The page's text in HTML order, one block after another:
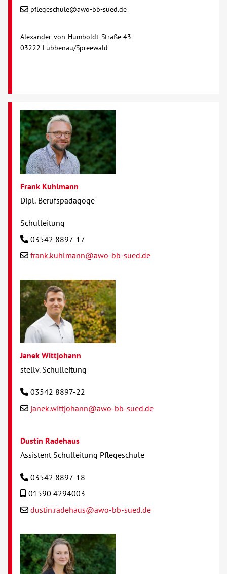
pflegeschule@awo-bb-sued.de
Alexander-von-Humboldt-Straße 43
03222 Lübbenau/Spreewald
Frank Kuhlmann
Dipl.-Berufspädagoge
Schulleitung
03542 8897-17
frank.kuhlmann@awo-bb-sued.de
Janek Wittjohann
stellv. Schulleitung
03542 8897-22
janek.wittjohann@awo-bb-sued.de
Dustin Radehaus
Assistent Schulleitung Pflegeschule
03542 8897-18
01590 4294003
dustin.radehaus@awo-bb-sued.de